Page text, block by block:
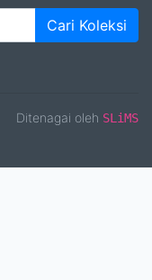
Cari Koleksi
Ditenagai oleh SLiMS